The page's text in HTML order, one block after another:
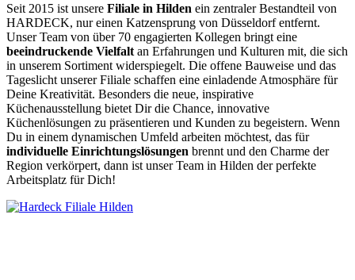
Seit 2015 ist unsere Filiale in Hilden ein zentraler Bestandteil von
HARDECK, nur einen Katzensprung von Düsseldorf entfernt.
Unser Team von über 70 engagierten Kollegen bringt eine
beeindruckende Vielfalt an Erfahrungen und Kulturen mit, die sich
in unserem Sortiment widerspiegelt. Die offene Bauweise und das
Tageslicht unserer Filiale schaffen eine einladende Atmosphäre für
Deine Kreativität. Besonders die neue, inspirative
Küchenausstellung bietet Dir die Chance, innovative
Küchenlösungen zu präsentieren und Kunden zu begeistern. Wenn
Du in einem dynamischen Umfeld arbeiten möchtest, das für
individuelle Einrichtungslösungen brennt und den Charme der
Region verkörpert, dann ist unser Team in Hilden der perfekte
Arbeitsplatz für Dich!